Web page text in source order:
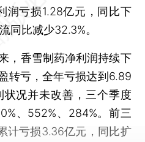
润亏损1.28亿元，同比下
同比减少32.3%。
香雪制药净利润持续下
转亏，全年亏损达到6.89
况并未改善，三个季度
、552%、284%。前三
计亏损3.36亿元，同比扩